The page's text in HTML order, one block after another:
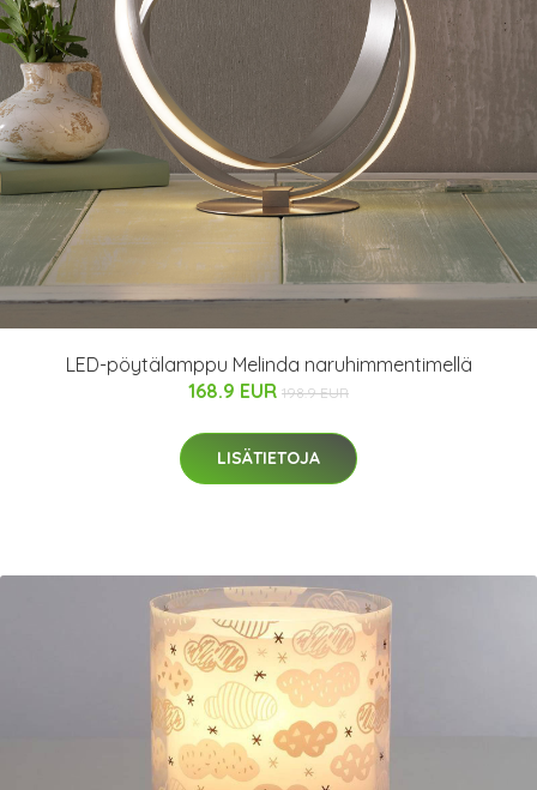
LED-pöytälamppu Melinda naruhimmentimellä
168.9 EUR 198.9 EUR
LISÄTIETOJA